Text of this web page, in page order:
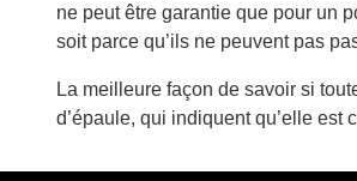
ne peut être garantie que pour un
soit parce qu’ils ne peuvent pas
La meilleure façon de savoir si
d’épaule, qui indiquent qu’elle est